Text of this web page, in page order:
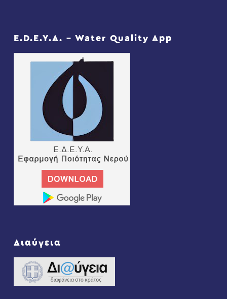
E.D.E.Y.A. – Water Quality App
Διαύγεια